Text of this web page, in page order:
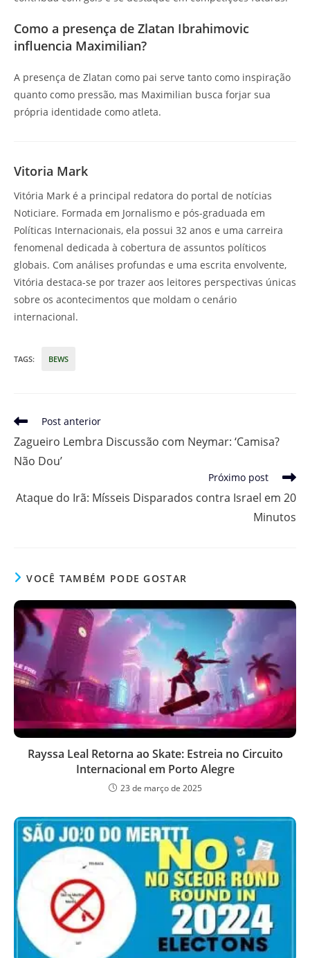
Como a presença de Zlatan Ibrahimovic
influencia Maximilian?
A presença de Zlatan como pai serve tanto como inspiração
quanto como pressão, mas Maximilian busca forjar sua
própria identidade como atleta.
Vitoria Mark
Vitória Mark é a principal redatora do portal de notícias
Noticiare. Formada em Jornalismo e pós-graduada em
Políticas Internacionais, ela possui 32 anos e uma carreira
fenomenal dedicada à cobertura de assuntos políticos
globais. Com análises profundas e uma escrita envolvente,
Vitória destaca-se por trazer aos leitores perspectivas únicas
sobre os acontecimentos que moldam o cenário
internacional.
TAGS: BEWS
Leia
artigos
Post anterior
Zagueiro Lembra Discussão com Neymar: ‘Camisa?
Não Dou’
Próximo post
Ataque do Irã: Mísseis Disparados contra Israel em 20
Minutos
VOCÊ TAMBÉM PODE GOSTAR
Rayssa Leal Retorna ao Skate: Estreia no Circuito
Internacional em Porto Alegre
23 de março de 2025